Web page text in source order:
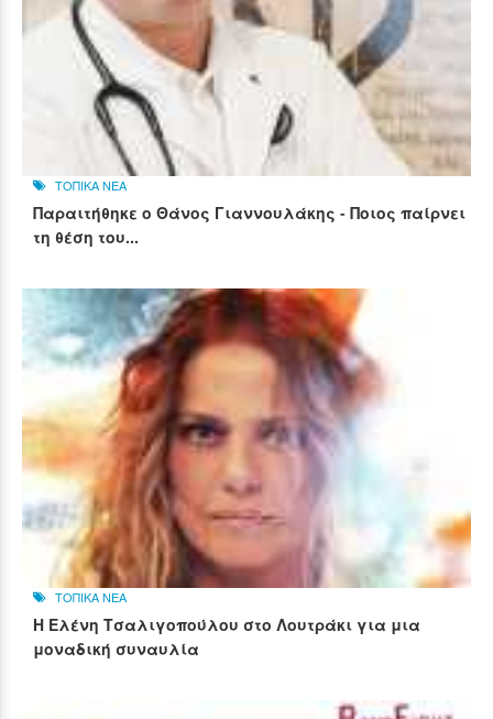
ΤΟΠΙΚΑ ΝΕΑ
Παραιτήθηκε ο Θάνος Γιαννουλάκης - Ποιος παίρνει
τη θέση του...
ΤΟΠΙΚΑ ΝΕΑ
Η Ελένη Τσαλιγοπούλου στο Λουτράκι για μια
μοναδική συναυλία